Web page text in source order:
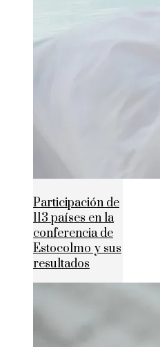
Participación de
113 países en la
conferencia de
Estocolmo y sus
resultados